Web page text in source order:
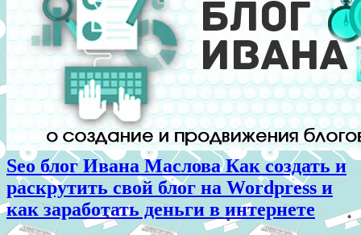
Seo блог Ивана Маслова Как создать и
раскрутить свой блог на Wordpress и
как заработать деньги в интернете